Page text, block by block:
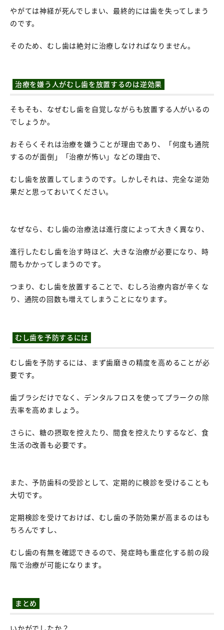
やがては神経が死んでしまい、最終的には歯を失ってしまう
のです。
そのため、むし歯は絶対に治療しなければなりません。
治療を嫌う人がむし歯を放置するのは逆効果
そもそも、なぜむし歯を自覚しながらも放置する人がいるの
でしょうか。
おそらくそれは治療を嫌うことが理由であり、「何度も通院
するのが面倒」「治療が怖い」などの理由で、
むし歯を放置してしまうのです。しかしそれは、完全な逆効
果だと思っておいてください。
なぜなら、むし歯の治療法は進行度によって大きく異なり、
進行したむし歯を治す時ほど、大きな治療が必要になり、時
間もかかってしまうのです。
つまり、むし歯を放置することで、むしろ治療内容が辛くな
り、通院の回数も増えてしまうことになります。
むし歯を予防するには
むし歯を予防するには、まず歯磨きの精度を高めることが必
要です。
歯ブラシだけでなく、デンタルフロスを使ってプラークの除
去率を高めましょう。
さらに、糖の摂取を控えたり、間食を控えたりするなど、食
生活の改善も必要です。
また、予防歯科の受診として、定期的に検診を受けることも
大切です。
定期検診を受けておけば、むし歯の予防効果が高まるのはも
ちろんですし、
むし歯の有無を確認できるので、発症時も重症化する前の段
階で治療が可能になります。
まとめ
いかがでしたか？